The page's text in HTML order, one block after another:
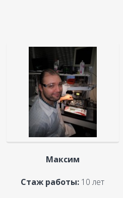
Максим
Стаж работы: 10 лет